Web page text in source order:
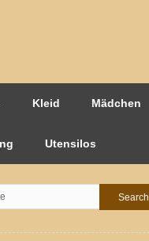
Kleid Mädchen
Utensilos